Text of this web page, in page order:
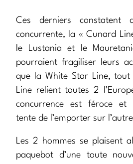
Ces derniers constatent
concurrente, la « Cunard
le Lustania et le
pourraient fragiliser leurs
que la White Star Line, tout
Line relient toutes 2
concurrence est féroce et
tente de l’emporter sur
Les 2 hommes se plaisent
paquebot d’une toute